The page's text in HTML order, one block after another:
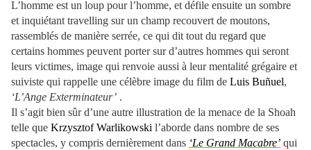
L’homme est un loup pour l’homme, et défile ensuite un sombre
et inquiétant travelling sur un champ recouvert de moutons,
rassemblés de manière serrée, ce qui dit tout du regard que
certains hommes peuvent porter sur d’autres hommes qui seront
leurs victimes, image qui renvoie aussi à leur mentalité grégaire et
suiviste qui rappelle une célèbre image du film de Luis Buñuel,
‘L’Ange Exterminateur’ .
Il s’agit bien sûr d’une autre illustration de la menace de la Shoah
telle que Krzysztof Warlikowski l’aborde dans nombre de ses
spectacles, y compris dernièrement dans ‘Le Grand Macabre’ qui